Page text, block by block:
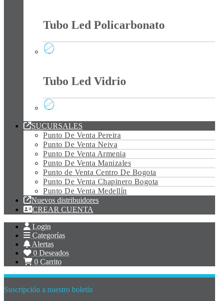
Tubo Led Policarbonato
Tubo Led Vidrio
SUCURSALES
Punto De Venta Pereira
Punto De Venta Neiva
Punto De Venta Armenia
Punto De Venta Manizales
Punto de Venta Centro De Bogota
Punto De Venta Chapinero Bogota
Punto De Venta Medellín
Nuevos distribuidores
CREAR CUENTA
Login
Categorías
Alertas
0 Deseados
0 Carrito
Suscripción a nuestro boletín